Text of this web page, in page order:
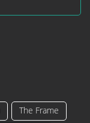
The Frame